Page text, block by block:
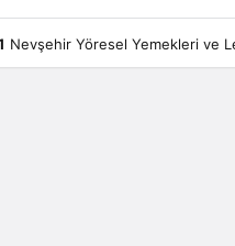
Nevşehir Yöresel Yemekleri ve